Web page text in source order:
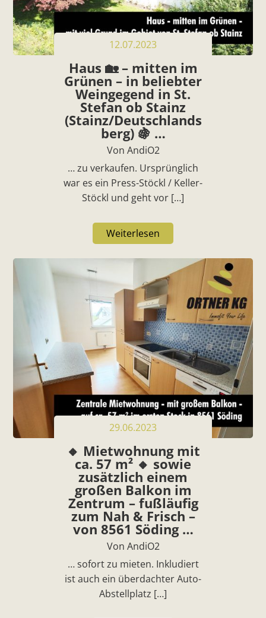
12.07.2023
Haus 🏡 – mitten im
Grünen – in beliebter
Weingegend in St.
Stefan ob Stainz
(Stainz/Deutschlands
berg) 🍇 …
Von AndiO2
… zu verkaufen. Ursprünglich
war es ein Press-Stöckl / Keller-
Stöckl und geht vor […]
Weiterlesen
29.06.2023
🔸 Mietwohnung mit
ca. 57 m² 🔸 sowie
zusätzlich einem
großen Balkon im
Zentrum – fußläufig
zum Nah & Frisch –
von 8561 Söding …
Von AndiO2
… sofort zu mieten. Inkludiert
ist auch ein überdachter Auto-
Abstellplatz […]